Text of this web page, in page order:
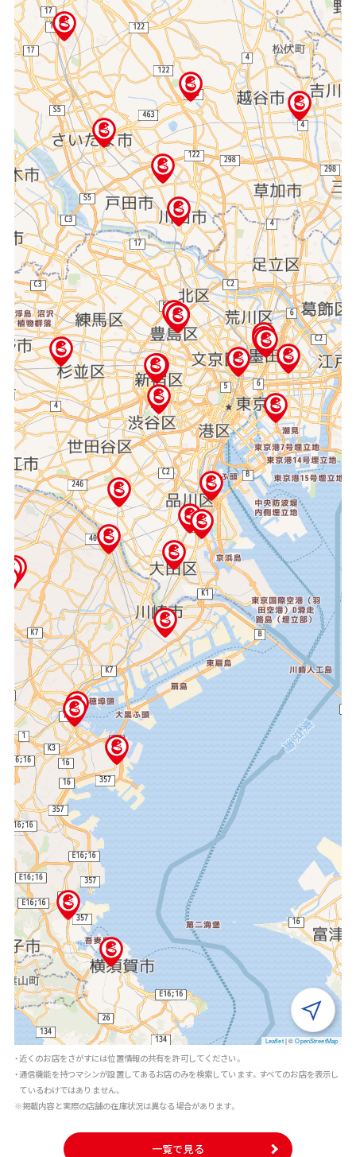
Leaflet |©OpenStreetMap
・近くのお店をさがすには位置情報の共有を許可してください。
・通信機能を持つマシンが設置してあるお店のみを検索しています。すべてのお店を表示し
ているわけではありません。
※掲載内容と実際の店舗の在庫状況は異なる場合があります。
一覧で見る